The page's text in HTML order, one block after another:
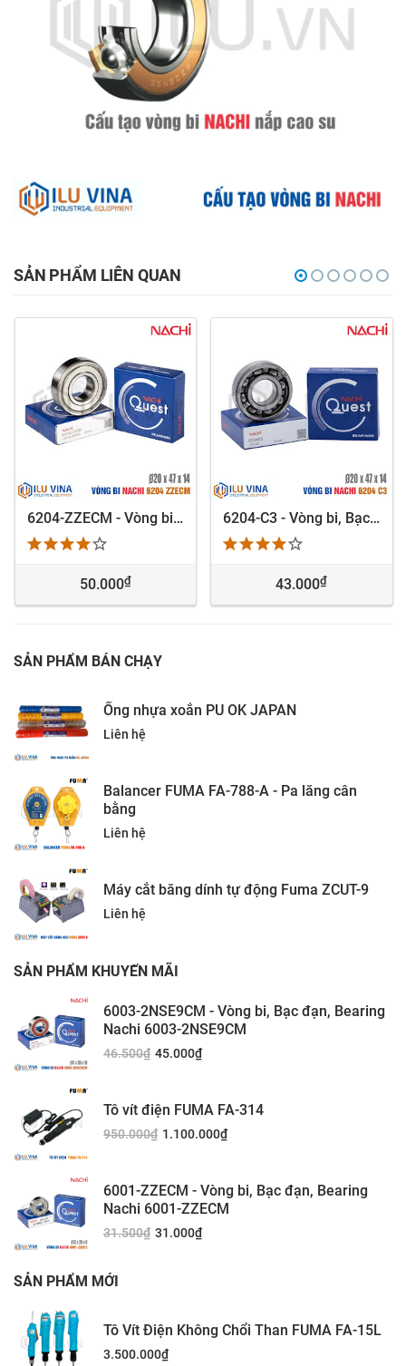
SẢN PHẨM LIÊN QUAN
6204-ZZECM - Vòng bi, Bạc đạn, Bearing Nachi 6204-ZZECM
50.000₫
6204-C3 - Vòng bi, Bạc đạn, Bearing Nachi 6204-C3
43.000₫
SẢN PHẨM BÁN CHẠY
Ống nhựa xoắn PU OK JAPAN
Liên hệ
Balancer FUMA FA-788-A - Pa lăng cân
bằng
Liên hệ
Máy cắt băng dính tự động Fuma ZCUT-9
Liên hệ
SẢN PHẨM KHUYẾN MÃI
6003-2NSE9CM - Vòng bi, Bạc đạn, Bearing
Nachi 6003-2NSE9CM
46.500₫ 45.000₫
Tô vít điện FUMA FA-314
950.000₫ 1.100.000₫
6001-ZZECM - Vòng bi, Bạc đạn, Bearing
Nachi 6001-ZZECM
31.500₫ 31.000₫
SẢN PHẨM MỚI
Tô Vít Điện Không Chổi Than FUMA FA-15L
3.500.000₫